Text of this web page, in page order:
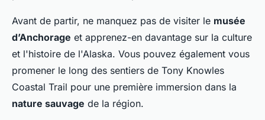
Avant de partir, ne manquez pas de visiter le musée
d’Anchorage et apprenez-en davantage sur la culture
et l'histoire de l'Alaska. Vous pouvez également vous
promener le long des sentiers de Tony Knowles
Coastal Trail pour une première immersion dans la
nature sauvage de la région.